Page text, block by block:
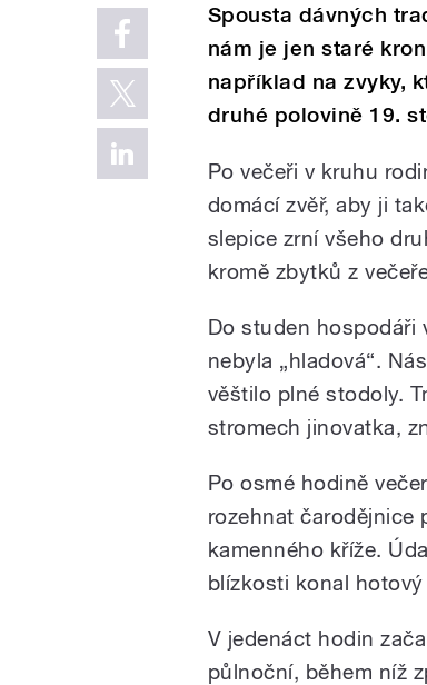
Spousta dávných
nám je jen staré
například na zvyky,
druhé polovině 19.
Po večeři v kruhu
domácí zvěř, aby ji
slepice zrní všeho
kromě zbytků z
Do studen hospodáři
nebyla „hladová“.
věštilo plné stodoly.
stromech jinovatka,
Po osmé hodině
rozehnat čarodějnice
kamenného kříže.
blízkosti konal hotový
V jedenáct hodin
půlnoční, během níž